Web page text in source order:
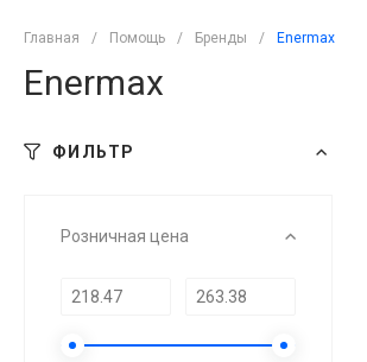
Главная / Помощь / Бренды / Enermax
Enermax
ФИЛЬТР
Розничная цена